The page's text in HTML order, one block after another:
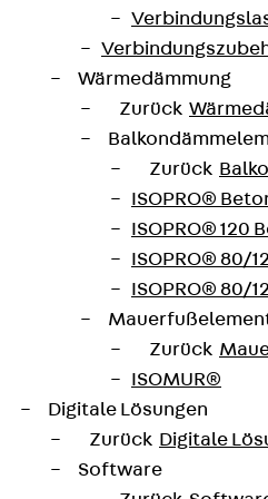
Wärmedämmung
Zurück
Zurück
ISOPRO®
ISOPRO® 120
ISOPRO® 80/
ISOPRO® 80/
Zurück
ISOMUR®
Digitale Lösungen
Zurück Digitale
Software
und aktuellen